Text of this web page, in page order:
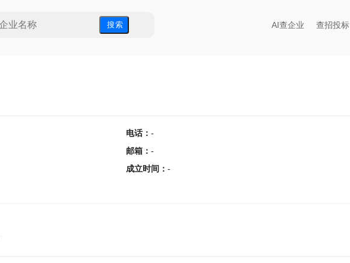
搜 索 AI查企业 查招投标
电话： -
邮箱 ： -
成立时间 ： -